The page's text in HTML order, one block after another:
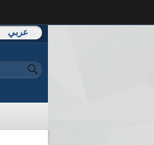
عربي